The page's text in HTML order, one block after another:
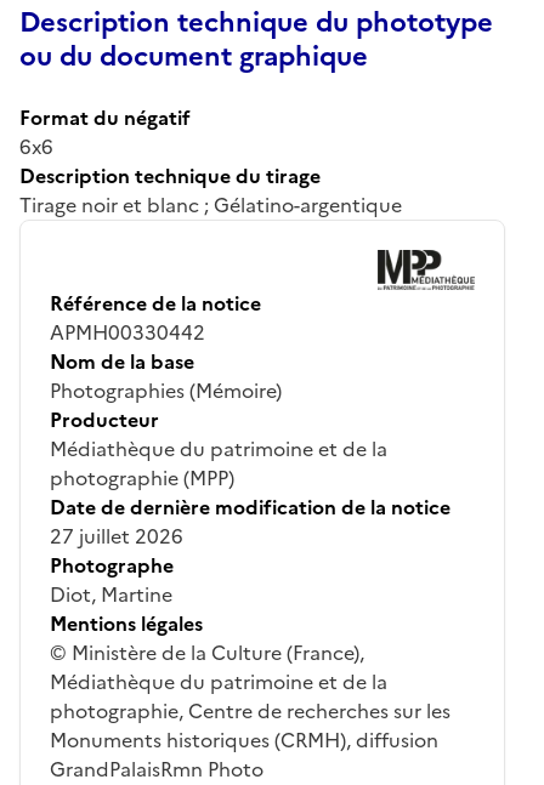
Description technique du phototype
ou du document graphique
Format du négatif
6x6
Description technique du tirage
Tirage noir et blanc ; Gélatino-argentique
Référence de la notice
APMH00330442
Nom de la base
Photographies (Mémoire)
Producteur
Médiathèque du patrimoine et de la
photographie (MPP)
Date de dernière modification de la notice
27 juillet 2026
Photographe
Diot, Martine
Mentions légales
© Ministère de la Culture (France),
Médiathèque du patrimoine et de la
photographie, Centre de recherches sur les
Monuments historiques (CRMH), diffusion
GrandPalaisRmn Photo